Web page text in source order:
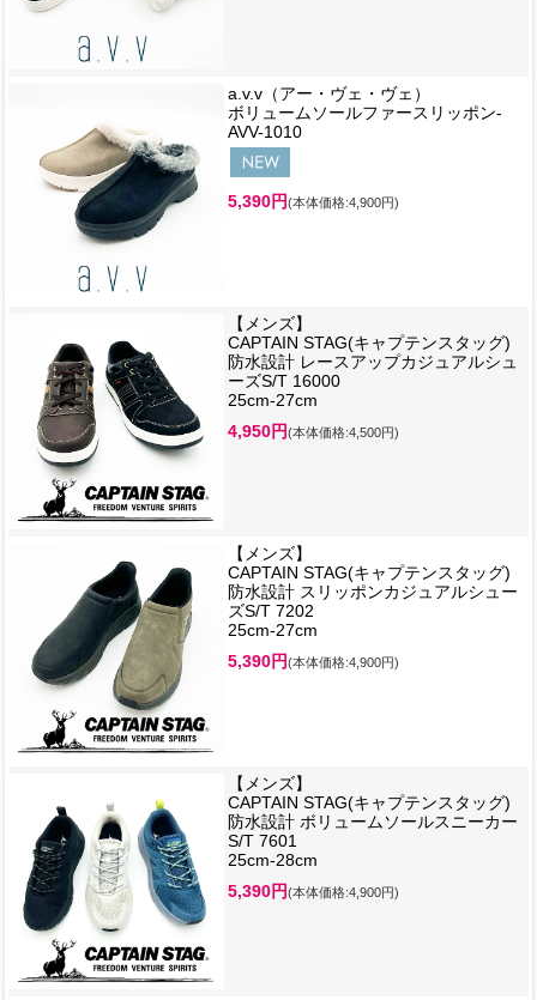
a.v.v（アー・ヴェ・ヴェ）
ボリュームソールファースリッポン-
AVV-1010
5,390円(本体価格:4,900円)
【メンズ】
CAPTAIN STAG(キャプテンスタッグ)
防水設計 レースアップカジュアルシュ
ーズS/T 16000
25cm-27cm
4,950円(本体価格:4,500円)
【メンズ】
CAPTAIN STAG(キャプテンスタッグ)
防水設計 スリッポンカジュアルシュー
ズS/T 7202
25cm-27cm
5,390円(本体価格:4,900円)
【メンズ】
CAPTAIN STAG(キャプテンスタッグ)
防水設計 ボリュームソールスニーカー
S/T 7601
25cm-28cm
5,390円(本体価格:4,900円)